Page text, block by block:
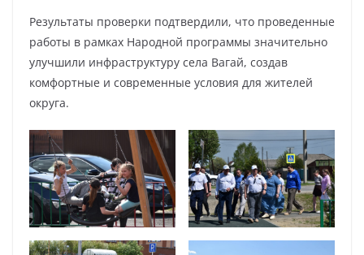
Результаты проверки подтвердили, что проведенные
работы в рамках Народной программы значительно
улучшили инфраструктуру села Вагай, создав
комфортные и современные условия для жителей
округа.